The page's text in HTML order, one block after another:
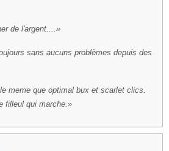
de l'argent....
sans aucuns problèmes depuis des
meme que optimal bux et scarlet clics.
filleul qui marche.